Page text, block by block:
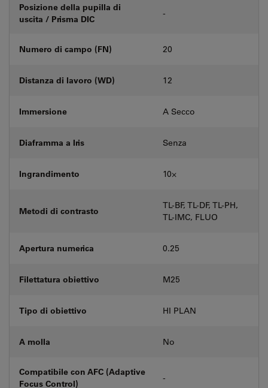
Posizione della pupilla di
uscita / Prisma DIC
-
Numero di campo (FN) 20
Distanza di lavoro (WD) 12
Immersione A Secco
Diaframma a Iris Senza
Ingrandimento 10⨉
Metodi di contrasto
TL-BF, TL-DF, TL-PH,
TL-IMC, FLUO
Apertura numerica 0.25
Filettatura obiettivo M25
Tipo di obiettivo HI PLAN
A molla No
Compatibile con AFC (Adaptive
Focus Control)
-